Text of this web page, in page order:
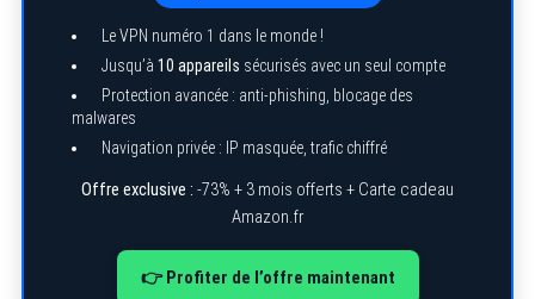
Le VPN numéro 1 dans le monde !
Jusqu’à 10 appareils sécurisés avec un seul compte
Protection avancée : anti-phishing, blocage des
malwares
Navigation privée : IP masquée, trafic chiffré
Offre exclusive : -73% + 3 mois offerts + Carte cadeau
Amazon.fr
👉 Profiter de l’offre maintenant